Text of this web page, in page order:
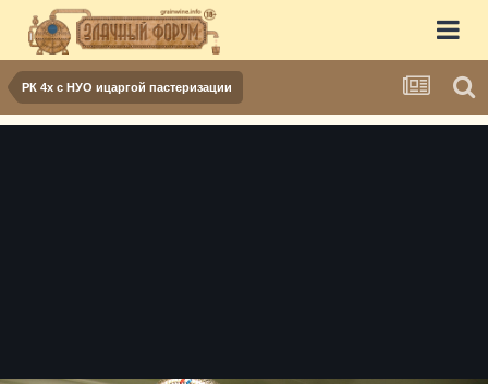
РК 4х с НУО ицаргой пастеризации